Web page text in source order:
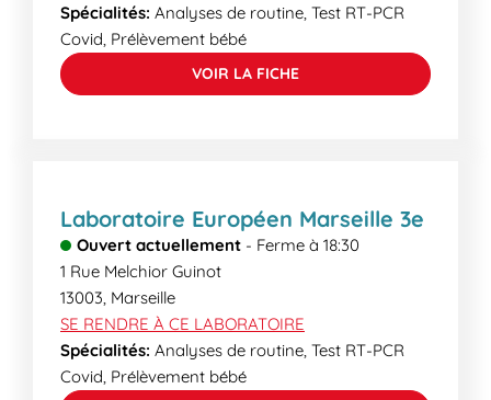
Spécialités: Analyses de routine, Test RT-PCR
Covid, Prélèvement bébé
VOIR LA FICHE
Laboratoire Européen Marseille 3e
Ouvert actuellement - Ferme à 18:30
1 Rue Melchior Guinot
13003, Marseille
SE RENDRE À CE LABORATOIRE
Spécialités: Analyses de routine, Test RT-PCR
Covid, Prélèvement bébé